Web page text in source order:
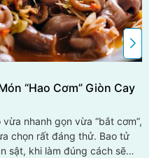
“hao Cơm” Giòn Cay
nhanh gọn vừa “bắt cơm”,
chọn rất đáng thử. Bao tử
sật, khi làm đúng cách sẽ